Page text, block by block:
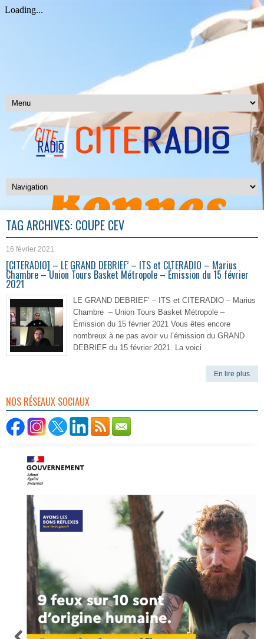
TAG ARCHIVES: COUPE CEV
16 février 2021
[CITERADIO] – LE GRAND DEBRIEF’ – ITS et CITERADIO – Marius
Chambre – Union Tours Basket Métropole – Émission du 15 février
2021
LE GRAND DEBRIEF’ – ITS et CITERADIO – Marius
Chambre – Union Tours Basket Métropole –
Émission du 15 février 2021 Vous êtes encore
nombreux à ne pas avoir vu l’émission du GRAND
DEBRIEF du 15 février 2021. La voici
En lire plus
NOS RÉSEAUX SOCIAUX